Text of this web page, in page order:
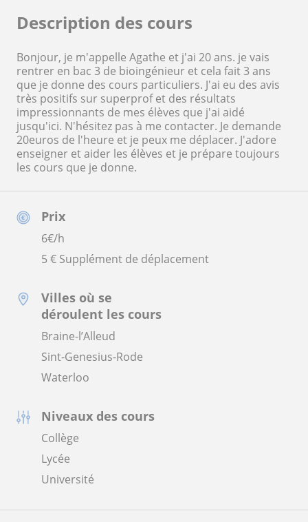
Prix
6€/h
5 € Supplément de déplacement
Villes où se
déroulent les cours
Braine-l’Alleud
Sint-Genesius-Rode
Waterloo
Niveaux des cours
Collège
Lycée
Université
Description des cours
Bonjour, je m'appelle Agathe et j'ai 20 ans. je vais
rentrer en bac 3 de bioingénieur et cela fait 3 ans
que je donne des cours particuliers. J'ai eu des avis
très positifs sur superprof et des résultats
impressionnants de mes élèves que j'ai aidé
jusqu'ici. N'hésitez pas à me contacter. Je demande
20euros de l'heure et je peux me déplacer. J'adore
enseigner et aider les élèves et je prépare toujours
les cours que je donne.